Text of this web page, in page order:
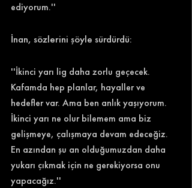
ediyorum.''
İnan, sözlerini şöyle sürdürdü:
''İkinci yarı lig daha zorlu geçecek.
Kafamda hep planlar, hayaller ve
hedefler var. Ama ben anlık yaşıyorum.
İkinci yarı ne olur bilemem ama biz
gelişmeye, çalışmaya devam edeceğiz.
En azından şu an olduğumuzdan daha
yukarı çıkmak için ne gerekiyorsa onu
yapacağız.''